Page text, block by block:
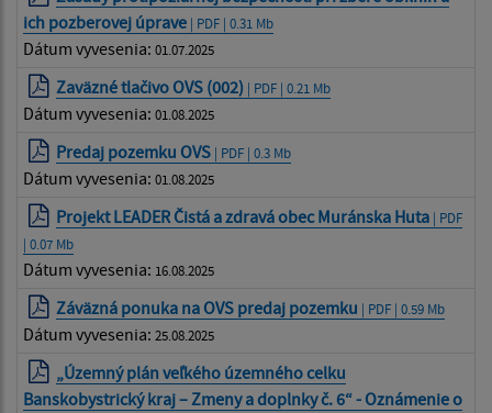
ich pozberovej úprave | PDF | 0.31 Mb
Dátum vyvesenia: 01.07.2025
Zaväzné tlačivo OVS (002) | PDF | 0.21 Mb
Dátum vyvesenia: 01.08.2025
Predaj pozemku OVS | PDF | 0.3 Mb
Dátum vyvesenia: 01.08.2025
Projekt LEADER Čistá a zdravá obec Muránska Huta | PDF
| 0.07 Mb
Dátum vyvesenia: 16.08.2025
Záväzná ponuka na OVS predaj pozemku | PDF | 0.59 Mb
Dátum vyvesenia: 25.08.2025
„Územný plán veľkého územného celku
Banskobystrický kraj – Zmeny a doplnky č. 6“ - Oznámenie o